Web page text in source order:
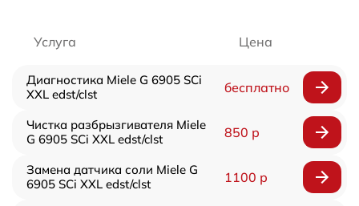
Услуга Цена
Диагностика Miele G 6905 SCi
XXL edst/clst
бесплатно
Чистка разбрызгивателя Miele
G 6905 SCi XXL edst/clst
850 р
Замена датчика соли Miele G
6905 SCi XXL edst/clst
1100 р